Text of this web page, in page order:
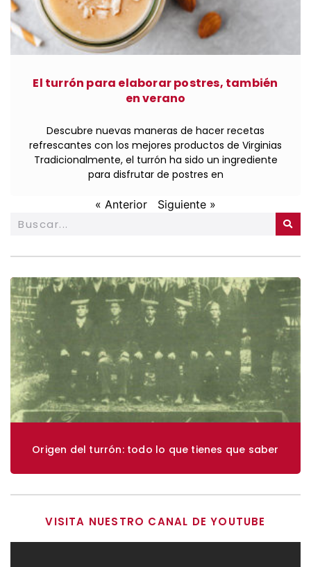
El turrón para elaborar postres, también
en verano
Descubre nuevas maneras de hacer recetas
refrescantes con los mejores productos de Virginias
Tradicionalmente, el turrón ha sido un ingrediente
para disfrutar de postres en
« Anterior Siguiente »
Origen del turrón: todo lo que tienes que saber
VISITA NUESTRO CANAL DE YOUTUBE